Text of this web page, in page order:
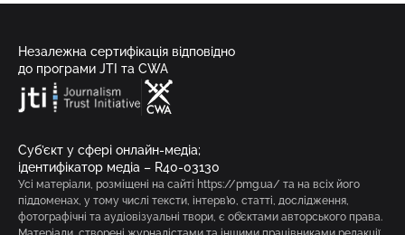
Незалежна сертифікація відповідно
до програми JTI та CWA
Суб’єкт у сфері онлайн-медіа;
ідентифікатор медіа – R40-03130
Усі матеріали, розміщені на сайті https://pmg.ua/ та на всіх його
піддоменах, у тому числі тексти, інтерв’ю, статті, дослідження,
фотографічні та аудіовізуальні твори, є об’єктами авторського права.